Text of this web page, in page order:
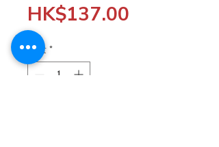
HK$137.00
數量 *